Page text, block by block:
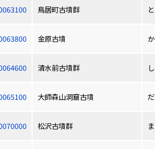
鳥居町古墳群
金原古墳
清水前古墳群
大師森山洞窟古墳
松沢古墳群